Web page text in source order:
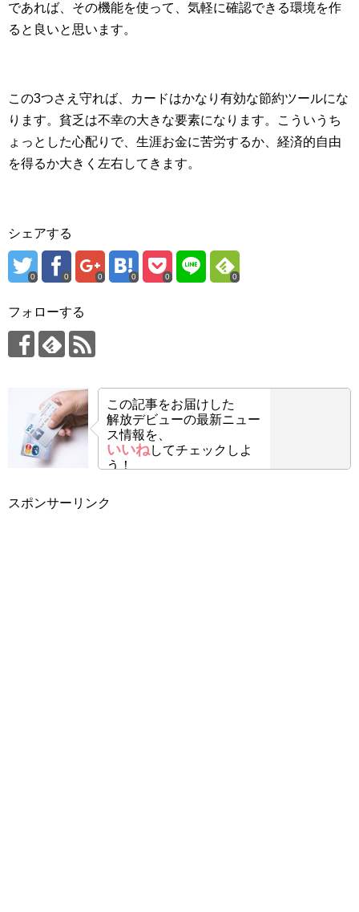
であれば、その機能を使って、気軽に確認できる環境を作
ると良いと思います。
この3つさえ守れば、カードはかなり有効な節約ツールにな
ります。貧乏は不幸の大きな要素になります。こういうち
ょっとした心配りで、生涯お金に苦労するか、経済的自由
を得るか大きく左右してきます。
シェアする
0 0 0 0 0 0
フォローする
この記事をお届けした
解放デビューの最新ニュー
ス情報を、
いいねしてチェックしよ
う！
スポンサーリンク